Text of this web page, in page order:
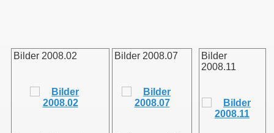
Bilder 2008.02 Bilder 2008.07
Bilder
2008.11